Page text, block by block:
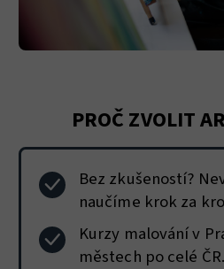
PROČ ZVOLIT
Bez zkušeností?
naučíme krok za
Kurzy malování v
městech po celé ČR.